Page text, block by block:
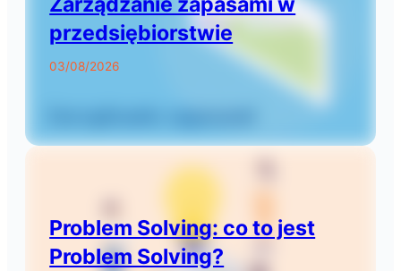
przedsiębiorstwie
03/08/2026
Problem Solving: co to jest
Problem Solving?